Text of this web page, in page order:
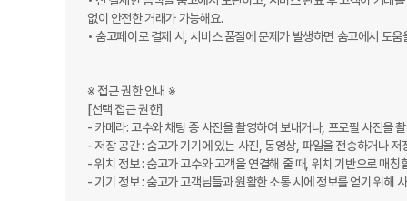
없이 안전한 거래가 가능해요.
• 숨고페이로 결제 시, 서비스 품질에 문제가 발생하면 숨고에서 도움
※ 접근 권한 안내 ※
[선택 접근 권한]
- 카메라: 고수와 채팅 중 사진을 촬영하여 보내거나, 프로필 사진을
- 저장 공간 : 숨고가 기기에 있는 사진, 동영상, 파일을 전송하거나 저
- 위치 정보 : 숨고가 고수와 고객을 연결해 줄 때, 위치 기반으로 매칭
- 기기 정보 : 숨고가 고객님들과 원활한 소통 시에 정보를 얻기 위해